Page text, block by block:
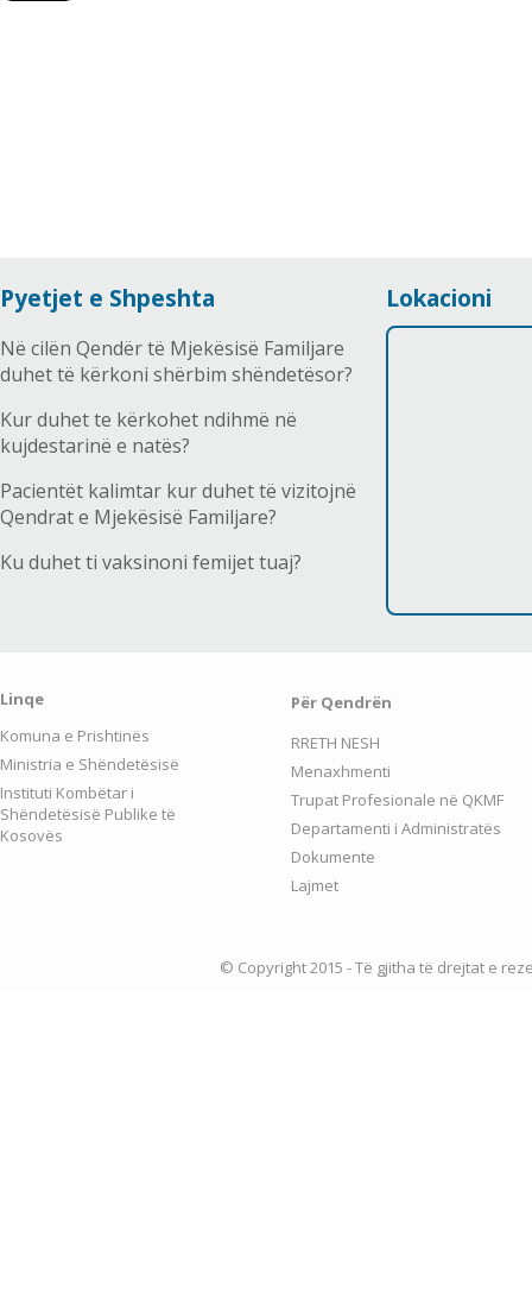
Pyetjet e Shpeshta
Në cilën Qendër të Mjekësisë Familjare
duhet të kërkoni shërbim shëndetësor?
Kur duhet te kërkohet ndihmë në
kujdestarinë e natës?
Pacientët kalimtar kur duhet të vizitojnë
Qendrat e Mjekësisë Familjare?
Ku duhet ti vaksinoni femijet tuaj?
Lokacioni
Linqe
Komuna e Prishtinës
Ministria e Shëndetësisë
Instituti Kombëtar i
Shëndetësisë Publike të
Kosovës
Për Qendrën
RRETH NESH
Menaxhmenti
Trupat Profesionale në QKMF
Departamenti i Administratës
Dokumente
Lajmet
© Copyright 2015 - Të gjitha të drejtat e